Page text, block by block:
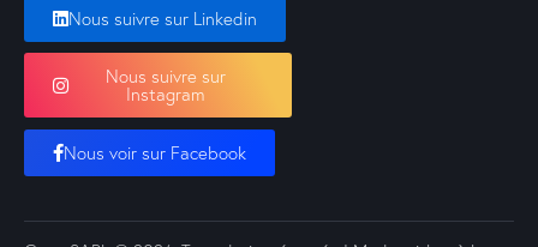
Nous suivre sur Linkedin
Nous suivre sur
Instagram
Nous voir sur Facebook